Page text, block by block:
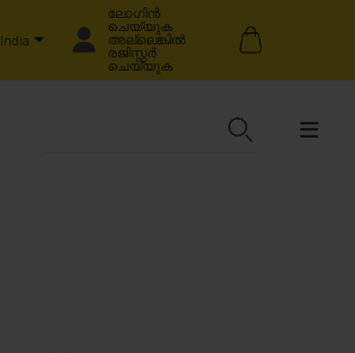
India
ലോഗിൻ
ചെയ്യുക
അല്ലെങ്കിൽ
രജിസ്റ്റർ
ചെയ്യുക